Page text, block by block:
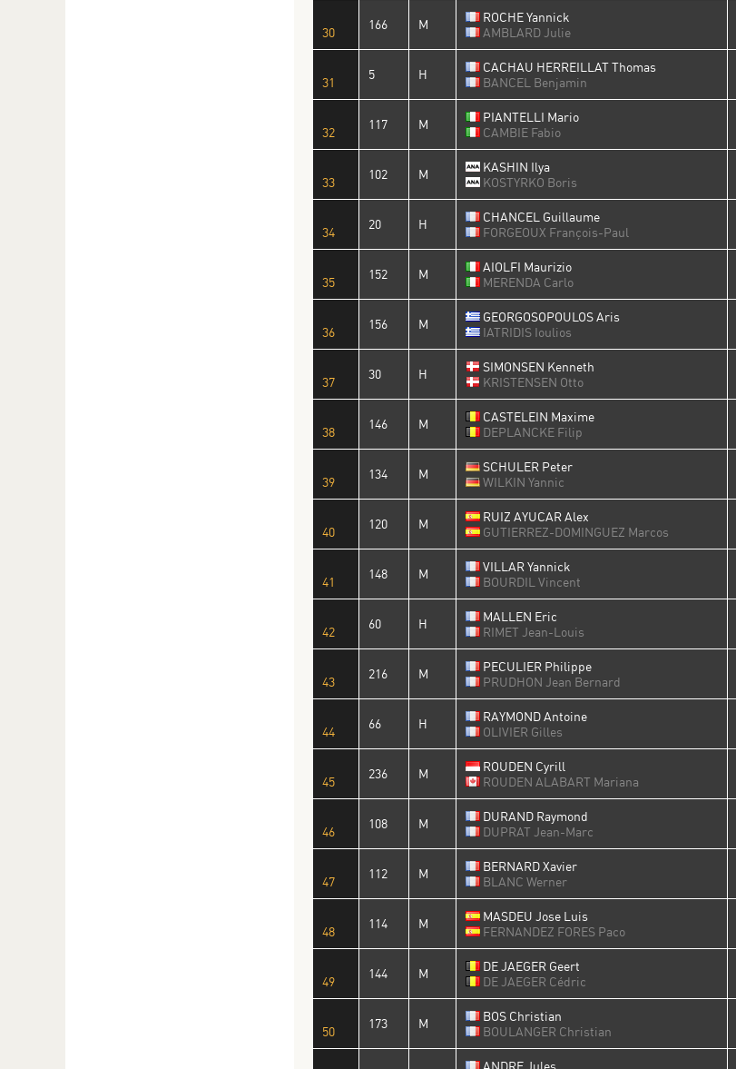
30
166 M
ROCHE Yannick
AMBLARD Julie
31
5 H
CACHAU HERREILLAT Thomas
BANCEL Benjamin
32
117 M
PIANTELLI Mario
CAMBIE Fabio
33
102 M
KASHIN Ilya
KOSTYRKO Boris
34
20 H
CHANCEL Guillaume
FORGEOUX François-Paul
35
152 M
AIOLFI Maurizio
MERENDA Carlo
36
156 M
GEORGOSOPOULOS Aris
IATRIDIS Ioulios
37
30 H
SIMONSEN Kenneth
KRISTENSEN Otto
38
146 M
CASTELEIN Maxime
DEPLANCKE Filip
39
134 M
SCHULER Peter
WILKIN Yannic
40
120 M
RUIZ AYUCAR Alex
GUTIERREZ-DOMINGUEZ Marcos
41
148 M
VILLAR Yannick
BOURDIL Vincent
42
60 H
MALLEN Eric
RIMET Jean-Louis
43
216 M
PECULIER Philippe
PRUDHON Jean Bernard
44
66 H
RAYMOND Antoine
OLIVIER Gilles
45
236 M
ROUDEN Cyrill
ROUDEN ALABART Mariana
46
108 M
DURAND Raymond
DUPRAT Jean-Marc
47
112 M
BERNARD Xavier
BLANC Werner
48
114 M
MASDEU Jose Luis
FERNANDEZ FORES Paco
49
144 M
DE JAEGER Geert
DE JAEGER Cédric
50
173 M
BOS Christian
BOULANGER Christian
ANDRE Jules